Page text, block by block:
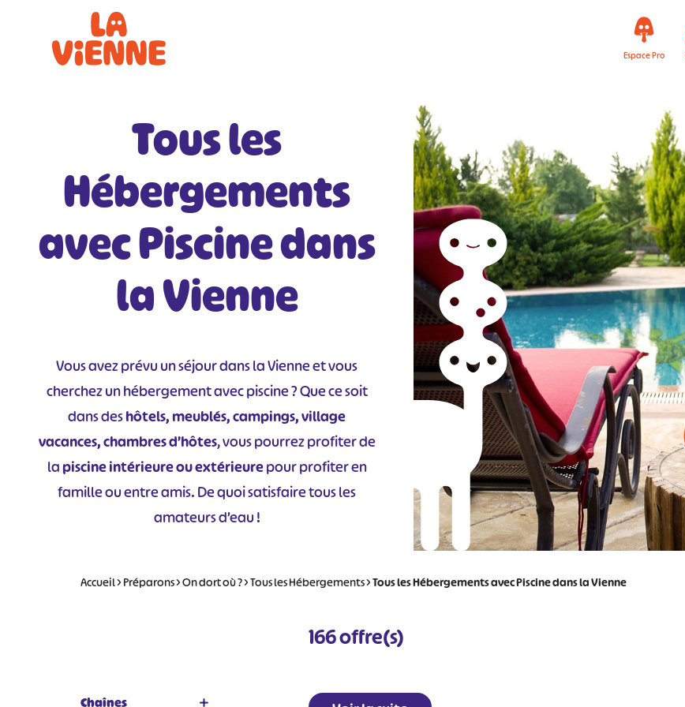
Espace Pro
Tous les
Hébergements
avec Piscine dans
la Vienne
Vous avez prévu un séjour dans la Vienne et vous
cherchez un hébergement avec piscine ? Que ce soit
dans deshôtels, meublés, campings, village
vacances, chambres d’hôtes, vous pourrez profiter de
lapiscine intérieure ou extérieurepour profiter en
famille ou entre amis. De quoi satisfaire tous les
amateurs d’eau !
Accueil>Préparons>On dort où ?>Tous les Hébergements>Tous les Hébergements avec Piscine dans la Vienne
166offre(s)
Chaînes
Panneau de gestion des cookies